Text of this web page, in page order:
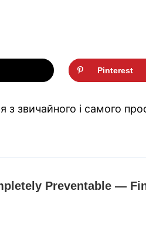
Pinterest
звичайного і самого